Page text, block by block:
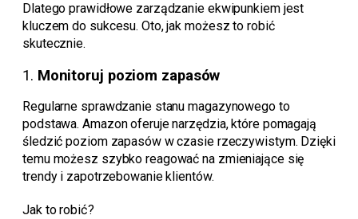
Dlatego prawidłowe zarządzanie ekwipunkiem jest
kluczem do sukcesu. Oto, jak możesz to robić
skutecznie.
1. Monitoruj poziom zapasów
Regularne sprawdzanie stanu magazynowego to
podstawa. Amazon oferuje narzędzia, które pomagają
śledzić poziom zapasów w czasie rzeczywistym. Dzięki
temu możesz szybko reagować na zmieniające się
trendy i zapotrzebowanie klientów.
Jak to robić?